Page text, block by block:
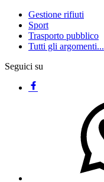
Gestione rifiuti
Sport
Trasporto pubblico
Tutti gli argomenti...
Seguici su